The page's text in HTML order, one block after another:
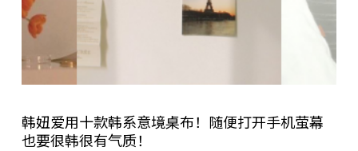
韩妞爱用十款韩系意境桌布！随便打开手机萤幕
也要很韩很有气质！